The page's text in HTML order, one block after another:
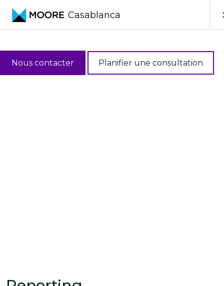
Casablanca
Reporting
Nous contacter Planifier une consultation